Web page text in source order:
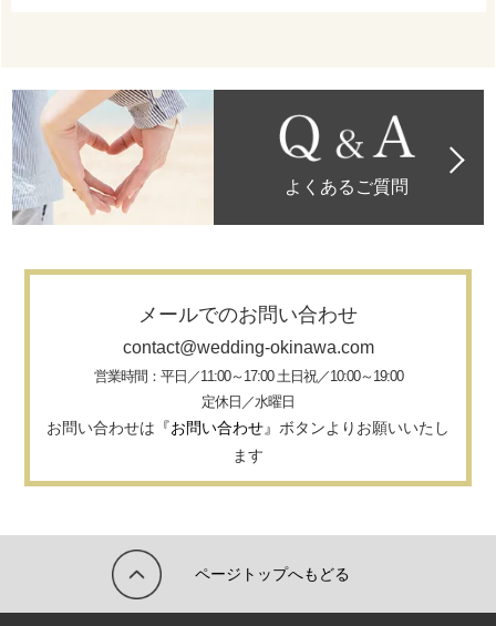
よくあるご質問
メールでのお問い合わせ
contact@wedding-okinawa.com
営業時間：平日／11:00～17:00 土日祝／10:00～19:00
定休日／水曜日
お問い合わせは 『お問い合わせ』 ボタンよりお願いいたし
ます
ページトップへもどる